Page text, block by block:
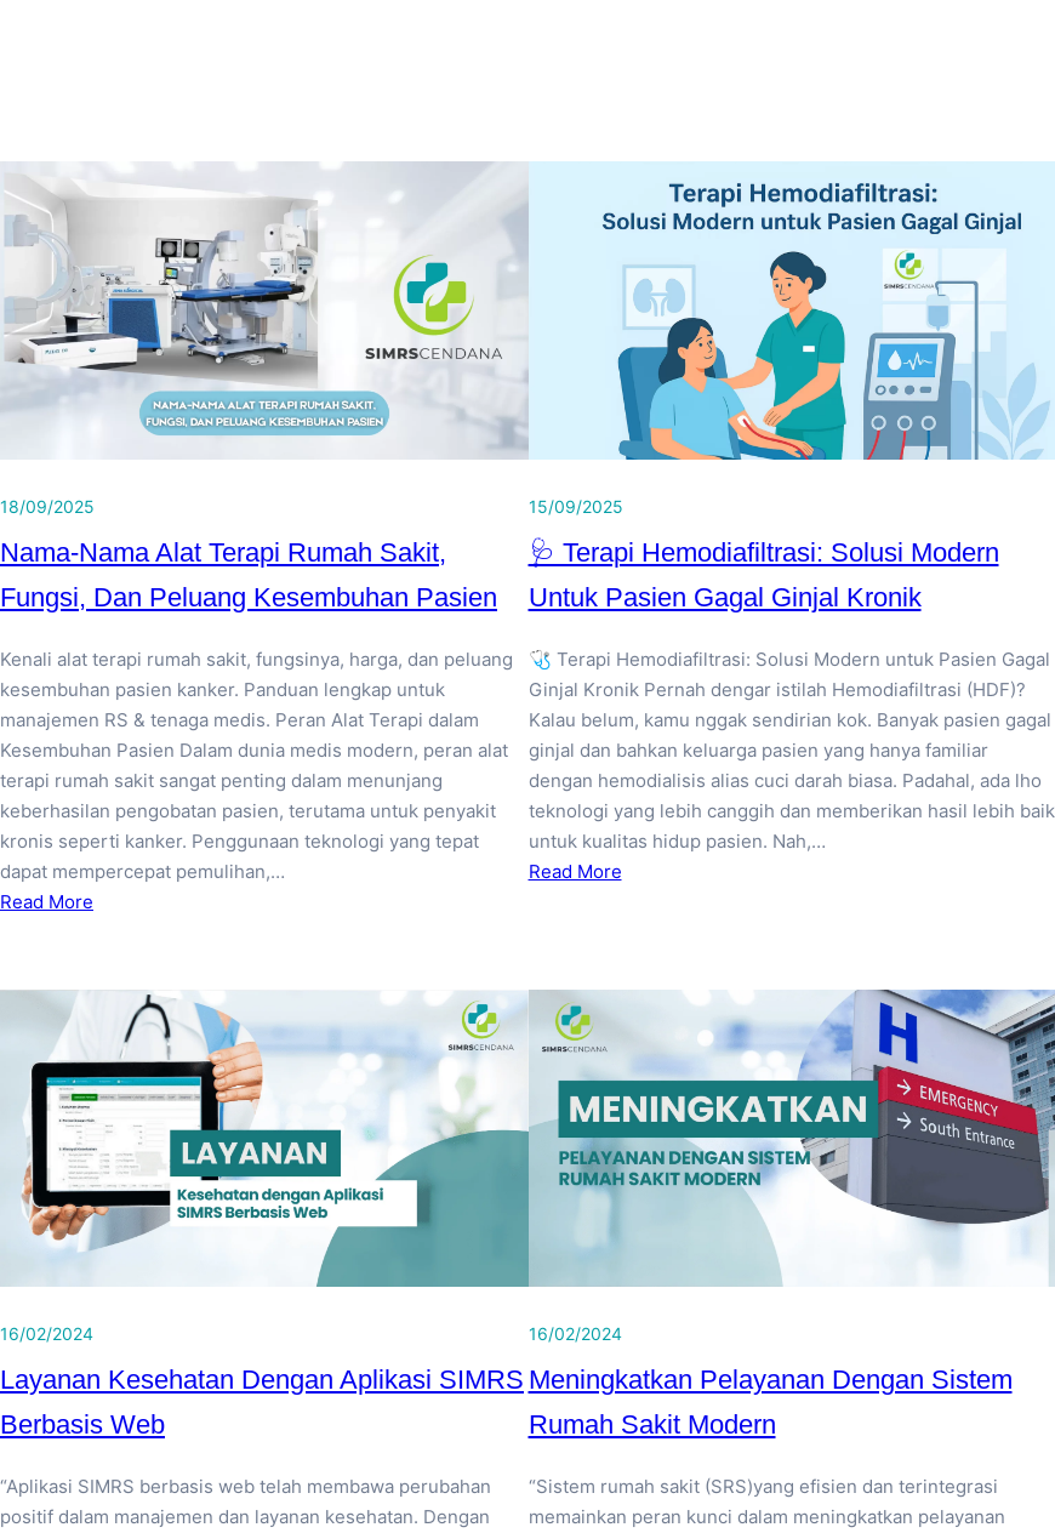
18/09/2025
Nama-Nama Alat Terapi Rumah Sakit,
Fungsi, Dan Peluang Kesembuhan Pasien
Kenali alat terapi rumah sakit, fungsinya, harga, dan peluang
kesembuhan pasien kanker. Panduan lengkap untuk
manajemen RS & tenaga medis. Peran Alat Terapi dalam
Kesembuhan Pasien Dalam dunia medis modern, peran alat
terapi rumah sakit sangat penting dalam menunjang
keberhasilan pengobatan pasien, terutama untuk penyakit
kronis seperti kanker. Penggunaan teknologi yang tepat
dapat mempercepat pemulihan,…
Read More
15/09/2025
🩺 Terapi Hemodiafiltrasi: Solusi Modern
Untuk Pasien Gagal Ginjal Kronik
🩺 Terapi Hemodiafiltrasi: Solusi Modern untuk Pasien Gagal
Ginjal Kronik Pernah dengar istilah Hemodiafiltrasi (HDF)?
Kalau belum, kamu nggak sendirian kok. Banyak pasien gagal
ginjal dan bahkan keluarga pasien yang hanya familiar
dengan hemodialisis alias cuci darah biasa. Padahal, ada lho
teknologi yang lebih canggih dan memberikan hasil lebih baik
untuk kualitas hidup pasien. Nah,…
Read More
16/02/2024
Layanan Kesehatan Dengan Aplikasi SIMRS
Berbasis Web
“Aplikasi SIMRS berbasis web telah membawa perubahan
positif dalam manajemen dan layanan kesehatan. Dengan
16/02/2024
Meningkatkan Pelayanan Dengan Sistem
Rumah Sakit Modern
“Sistem rumah sakit (SRS)yang efisien dan terintegrasi
memainkan peran kunci dalam meningkatkan pelayanan